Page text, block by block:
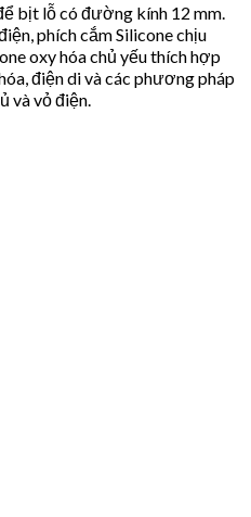
bịt lỗ có đường kính 12 mm.
phích cắm Silicone chịu
oxy hóa chủ yếu thích hợp
điện di và các phương pháp
và vỏ điện.